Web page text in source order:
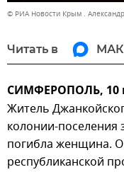
© РИА Новости Крым .
Читать в
СИМФЕРОПОЛЬ, 10
Житель
колонии-поселения
погибла женщина.
республиканской